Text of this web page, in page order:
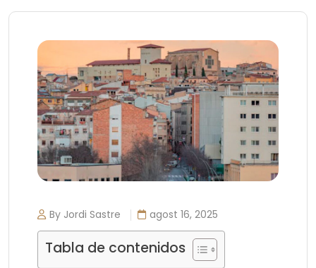
By Jordi Sastre agost 16, 2025
Tabla de contenidos